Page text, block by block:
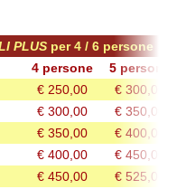
PLUSper 4 / 6 persone
4 persone
5 persone
€ 250,00
€ 300,00
€ 300,00
€ 350,00
€ 350,00
€ 400,00
€ 400,00
€ 450,00
€ 450,00
€ 525,00